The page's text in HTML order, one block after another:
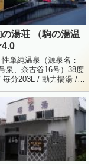
湯荘 （駒の湯温
単純温泉（源泉名：
泉、奈古谷16号）38度
毎分203L / 動力揚湯 /
= 41.8 / K+ = 0.9 /